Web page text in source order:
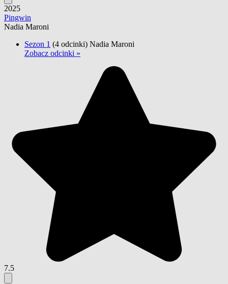
2025
Pingwin
Nadia Maroni
Sezon 1 (4 odcinki) Nadia Maroni
Zobacz odcinki »
7.5